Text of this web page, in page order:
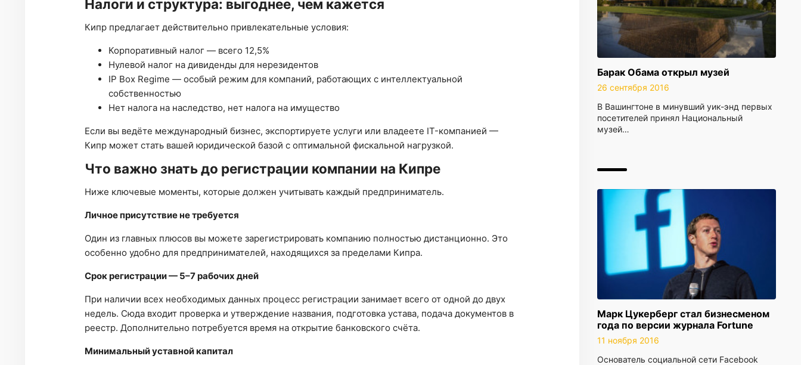
Барак Обама открыл музей
26 сентября 2016
В Вашингтоне в минувший уик-энд первых
посетителей принял Национальный
музей…
Марк Цукерберг стал бизнесменом
года по версии журнала Fortune
11 ноября 2016
Основатель социальной сети Facebook
Налоги и структура: выгоднее, чем кажется
Кипр предлагает действительно привлекательные условия:
Корпоративный налог — всего 12,5%
Нулевой налог на дивиденды для нерезидентов
IP Box Regime — особый режим для компаний, работающих с интеллектуальной
собственностью
Нет налога на наследство, нет налога на имущество
Если вы ведёте международный бизнес, экспортируете услуги или владеете IT-компанией —
Кипр может стать вашей юридической базой с оптимальной фискальной нагрузкой.
Что важно знать до регистрации компании на Кипре
Ниже ключевые моменты, которые должен учитывать каждый предприниматель.
Личное присутствие не требуется
Один из главных плюсов вы можете зарегистрировать компанию полностью дистанционно. Это
особенно удобно для предпринимателей, находящихся за пределами Кипра.
Срок регистрации — 5–7 рабочих дней
При наличии всех необходимых данных процесс регистрации занимает всего от одной до двух
недель. Сюда входит проверка и утверждение названия, подготовка устава, подача документов в
реестр. Дополнительно потребуется время на открытие банковского счёта.
Минимальный уставной капитал